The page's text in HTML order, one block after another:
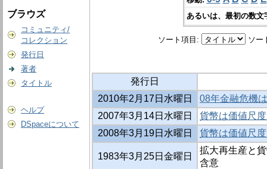
ブラウズ
コミュニティ/
コレクション
発行日
著者
タイトル
ヘルプ
DSpaceについて
あるいは、最初の数
ソート項目: ソー
発行日
2010年2月17日水曜日
08年金融危機
2007年3月14日水曜日
貨幣は価値尺
2008年3月19日水曜日
貨幣は価値尺
1983年3月25日金曜日
拡大再生産と
含意